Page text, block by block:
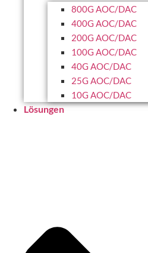
800G AOC/DAC
400G AOC/DAC
200G AOC/DAC
100G AOC/DAC
40G AOC/DAC
25G AOC/DAC
10G AOC/DAC
Lösungen